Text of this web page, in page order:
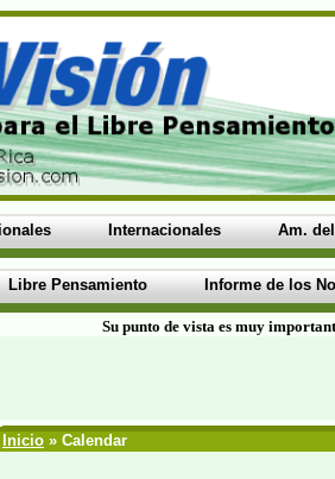
Internacionales Am.
Libre Pensamiento Informe de los
Su punto de vista es muy
Inicio » Calendar